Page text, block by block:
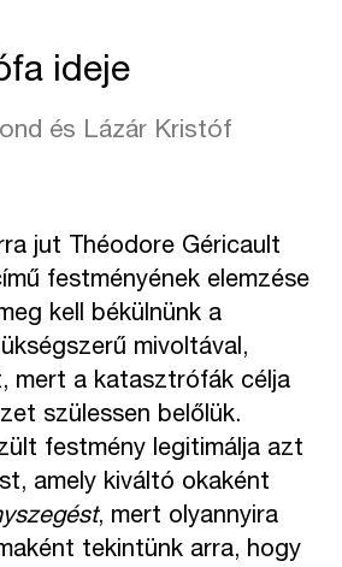
ideje
és Lázár Kristóf
jut Théodore Géricault
festményének elemzése
kell békülnünk a
mivoltával,
mert a katasztrófák célja
szülessen belőlük.
festmény legitimálja azt
amely kiváltó okaként
, mert olyannyira
tekintünk arra, hogy